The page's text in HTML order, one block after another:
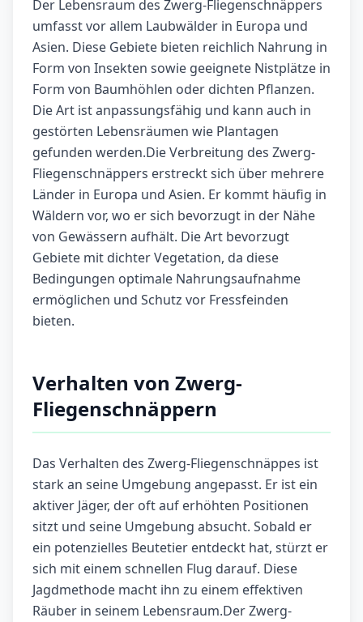
Der Lebensraum des Zwerg-Fliegenschnäppers
umfasst vor allem Laubwälder in Europa und
Asien. Diese Gebiete bieten reichlich Nahrung in
Form von Insekten sowie geeignete Nistplätze in
Form von Baumhöhlen oder dichten Pflanzen.
Die Art ist anpassungsfähig und kann auch in
gestörten Lebensräumen wie Plantagen
gefunden werden.Die Verbreitung des Zwerg-
Fliegenschnäppers erstreckt sich über mehrere
Länder in Europa und Asien. Er kommt häufig in
Wäldern vor, wo er sich bevorzugt in der Nähe
von Gewässern aufhält. Die Art bevorzugt
Gebiete mit dichter Vegetation, da diese
Bedingungen optimale Nahrungsaufnahme
ermöglichen und Schutz vor Fressfeinden
bieten.
Verhalten von Zwerg-
Fliegenschnäppern
Das Verhalten des Zwerg-Fliegenschnäppes ist
stark an seine Umgebung angepasst. Er ist ein
aktiver Jäger, der oft auf erhöhten Positionen
sitzt und seine Umgebung absucht. Sobald er
ein potenzielles Beutetier entdeckt hat, stürzt er
sich mit einem schnellen Flug darauf. Diese
Jagdmethode macht ihn zu einem effektiven
Räuber in seinem Lebensraum.Der Zwerg-